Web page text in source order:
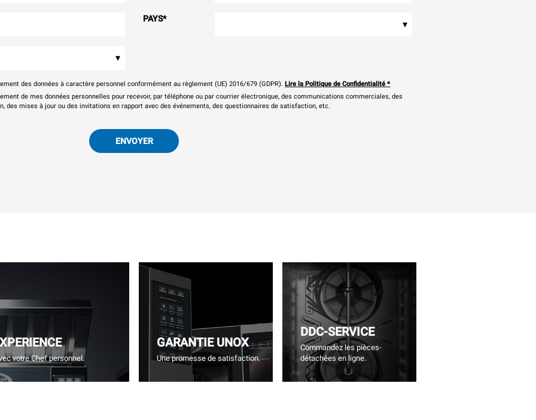
PAYS* ▾
▾
des données à caractère personnel conformément au règlement (UE) 2016/679 (GDPR). Lire la Politique de Confidentialité *
de mes données personnelles pour recevoir, par téléphone ou par courrier électronique, des communications commerciales, des
des mises à jour ou des invitations en rapport avec des événements, des questionnaires de satisfaction, etc.
ENVOYER
votre Chef personnel.
GARANTIE UNOX
Une promesse de satisfaction.
DDC-SERVICE
Commandez les pièces-
détachées en ligne.